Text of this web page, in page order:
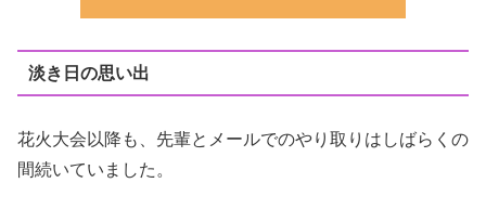
淡き日の思い出
花火大会以降も、先輩とメールでのやり取りはしばらくの
間続いていました。